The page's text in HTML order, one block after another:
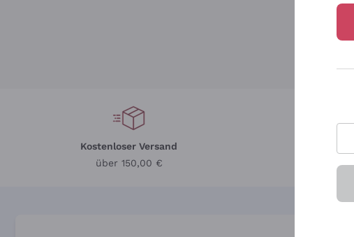
Kostenloser Versand
über 150,00 €
in